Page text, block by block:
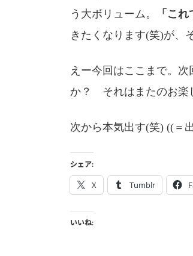
う大ボリューム。
「こ
きたくなります(笑)が、
えー今回はここまで。
か？ それはまたのお楽
次から本気出す(笑) ((＝
シェア:
X Tumblr
いいね: